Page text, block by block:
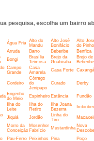
pesquisa, escolha um bairro
Água Fria
Alto do
Mandu
Alto José
Bonifácio
Alto
do Pinho
Arruda Barro Beberibe Benfica
Bongi
Brasília
Teimosa
Brejo da
Guabiraba
Brejo de
Beberibe
Campo
Grande
Casa
Amarela
Casa Forte Caxangá
Cordeiro
Córrego
do
Jenipapo
Curado Derby
Engenho
do Meio
Espinheiro Estância Fundão
Ilha do
Leite
Ilha do
Retiro
Ilha Joana
Bezerra
Jiquiá Jordão
Linha do
Tiro
Morro da
Conceição
Mosenhor
Fabrício
Mustardinha Nova
Pau-Ferro Peixinhos Pina Poço